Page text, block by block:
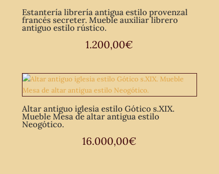
Estantería librería antigua estilo provenzal
francés secreter. Mueble auxiliar librero
antiguo estilo rústico.
1.200,00€
Altar antiguo iglesia estilo Gótico s.XIX.
Mueble Mesa de altar antigua estilo
Neogótico.
16.000,00€